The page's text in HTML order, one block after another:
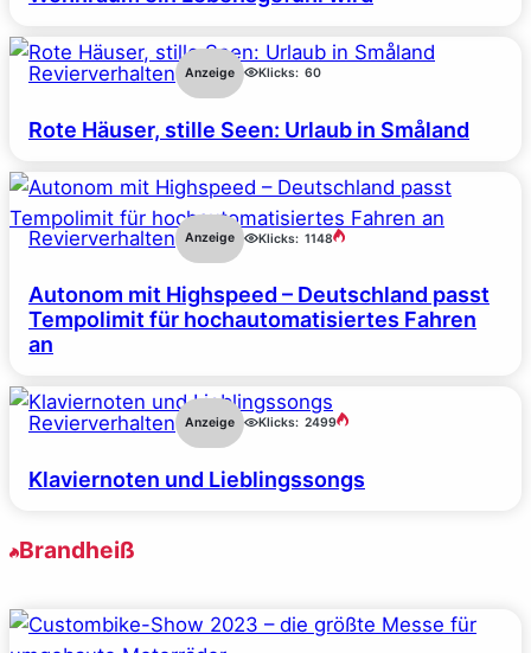
Revierverhalten Anzeige Klicks: 60
Rote Häuser, stille Seen: Urlaub in Småland
Revierverhalten Anzeige Klicks: 1148
Autonom mit Highspeed – Deutschland passt
Tempolimit für hochautomatisiertes Fahren
an
Revierverhalten Anzeige Klicks: 2499
Klaviernoten und Lieblingssongs
Brandheiß